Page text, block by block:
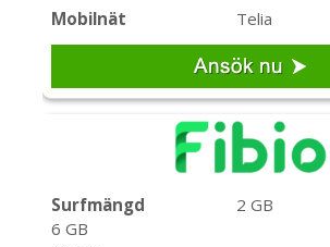
Mobilnät Telia
Surfmängd
2 GB
6 GB